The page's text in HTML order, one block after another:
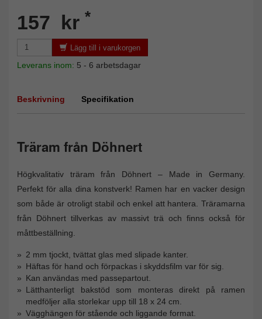
157 kr *
Lägg till i varukorgen
Leverans inom: 5 - 6 arbetsdagar
Beskrivning Specifikation
Träram från Döhnert
Högkvalitativ träram från Döhnert – Made in Germany.
Perfekt för alla dina konstverk! Ramen har en vacker design
som både är otroligt stabil och enkel att hantera. Träramarna
från Döhnert tillverkas av massivt trä och finns också för
måttbeställning.
2 mm tjockt, tvättat glas med slipade kanter.
Häftas för hand och förpackas i skyddsfilm var för sig.
Kan användas med passepartout.
Lätthanterligt bakstöd som monteras direkt på ramen
medföljer alla storlekar upp till 18 x 24 cm.
Vägghängen för stående och liggande format.